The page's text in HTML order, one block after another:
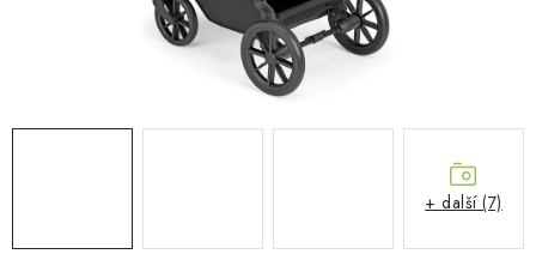
PRO PSY
+ další (7)